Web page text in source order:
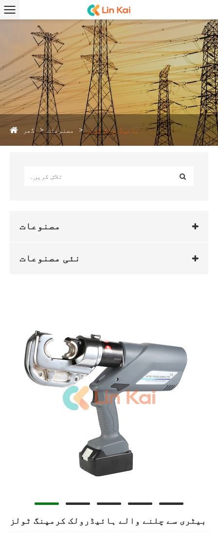
گھر مصنوعات ہائیڈرولک ٹولز
مصنوعات
نئی مصنوعات
بیٹری سے چلنے والے ہائیڈرولک کرمپنگ ٹولز